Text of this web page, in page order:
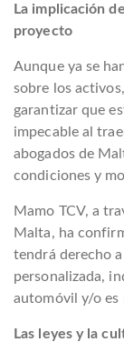
La implicación
proyecto
Aunque ya se
sobre los
garantizar que
impecable al
abogados de
condiciones y
Mamo TCV, a
Malta, ha
tendrá derecho
personalizada,
automóvil y/o es
Las leyes y la